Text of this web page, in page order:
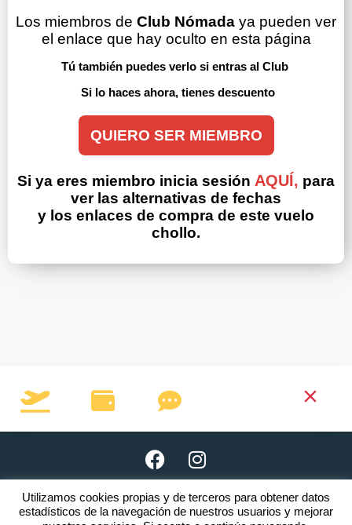
Los miembros de Club Nómada ya pueden ver
el enlace que hay oculto en esta página
Tú también puedes verlo si entras al Club
Si lo haces ahora, tienes descuento
QUIERO SER MIEMBRO
Si ya eres miembro inicia sesión AQUÍ, para
ver las alternativas de fechas
y los enlaces de compra de este vuelo
chollo.
Copyright © 2026 · www.clubnomada.es
Utilizamos cookies propias y de terceros para obtener datos
estadísticos de la navegación de nuestros usuarios y mejorar